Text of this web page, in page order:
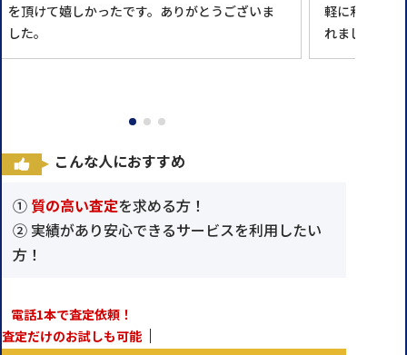
を頂けて嬉しかったです。ありがとうございま
した。
軽に利用でき
れました。
こんな人におすすめ
① 質の高い査定を求める方！
② 実績があり安心できるサービスを利用したい
方！
電話1本で査定依頼！
査定だけのお試しも可能